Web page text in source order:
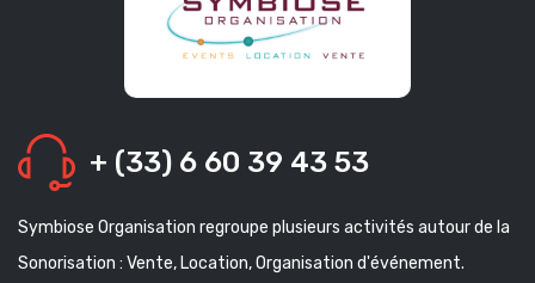
+ (33) 6 60 39 43 53
Symbiose Organisation regroupe plusieurs activités autour de la
Sonorisation : Vente, Location, Organisation d'événement.